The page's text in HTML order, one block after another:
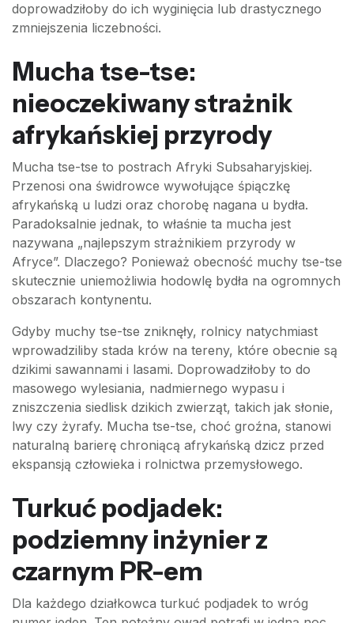
doprowadziłoby do ich wyginięcia lub drastycznego
zmniejszenia liczebności.
Mucha tse-tse:
nieoczekiwany strażnik
afrykańskiej przyrody
Mucha tse-tse to postrach Afryki Subsaharyjskiej.
Przenosi ona świdrowce wywołujące śpiączkę
afrykańską u ludzi oraz chorobę nagana u bydła.
Paradoksalnie jednak, to właśnie ta mucha jest
nazywana „najlepszym strażnikiem przyrody w
Afryce”. Dlaczego? Ponieważ obecność muchy tse-tse
skutecznie uniemożliwia hodowlę bydła na ogromnych
obszarach kontynentu.
Gdyby muchy tse-tse zniknęły, rolnicy natychmiast
wprowadziliby stada krów na tereny, które obecnie są
dzikimi sawannami i lasami. Doprowadziłoby to do
masowego wylesiania, nadmiernego wypasu i
zniszczenia siedlisk dzikich zwierząt, takich jak słonie,
lwy czy żyrafy. Mucha tse-tse, choć groźna, stanowi
naturalną barierę chroniącą afrykańską dzicz przed
ekspansją człowieka i rolnictwa przemysłowego.
Turkuć podjadek:
podziemny inżynier z
czarnym PR-em
Dla każdego działkowca turkuć podjadek to wróg